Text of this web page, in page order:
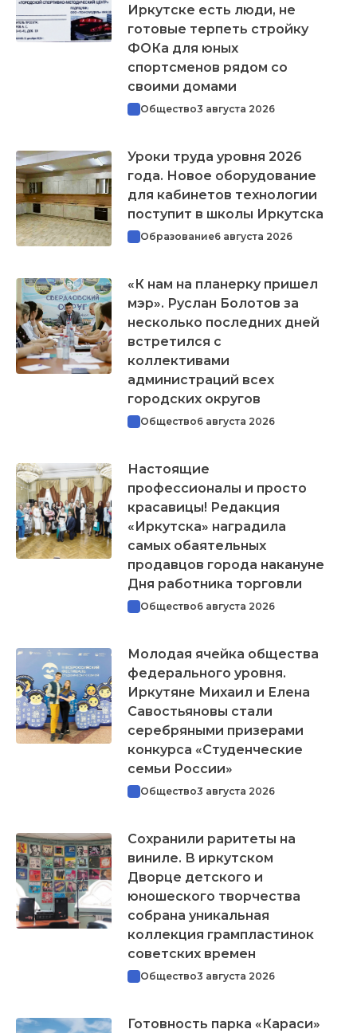
Иркутске есть люди, не
готовые терпеть стройку
ФОКа для юных
спортсменов рядом со
своими домами
Общество3 августа 2026
Уроки труда уровня 2026
года. Новое оборудование
для кабинетов технологии
поступит в школы Иркутска
Образование6 августа 2026
«К нам на планерку пришел
мэр». Руслан Болотов за
несколько последних дней
встретился с
коллективами
администраций всех
городских округов
Общество6 августа 2026
Настоящие
профессионалы и просто
красавицы! Редакция
«Иркутска» наградила
самых обаятельных
продавцов города накануне
Дня работника торговли
Общество6 августа 2026
Молодая ячейка общества
федерального уровня.
Иркутяне Михаил и Елена
Савостьяновы стали
серебряными призерами
конкурса «Студенческие
семьи России»
Общество3 августа 2026
Сохранили раритеты на
виниле. В иркутском
Дворце детского и
юношеского творчества
собрана уникальная
коллекция грампластинок
советских времен
Общество3 августа 2026
Готовность парка «Караси»